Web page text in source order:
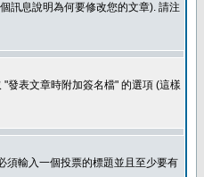
訊息說明為何要修改您的文章). 請注
發表文章時附加簽名檔" 的選項 (這樣
須輸入一個投票的標題並且至少要有